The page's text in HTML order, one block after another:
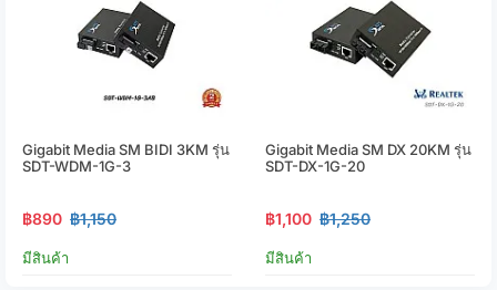
Gigabit Media SM BIDI 3KM รุ่น
SDT-WDM-1G-3
฿890 ฿1,150
มีสินค้า
Gigabit Media SM DX 20KM รุ่น
SDT-DX-1G-20
฿1,100 ฿1,250
มีสินค้า